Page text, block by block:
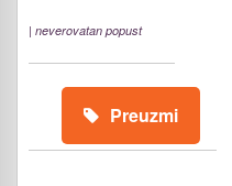
| neverovatan popust
Preuzmi